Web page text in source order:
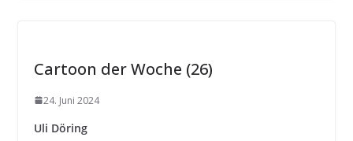
Cartoon der Woche (26)
24. Juni 2024
Uli Döring